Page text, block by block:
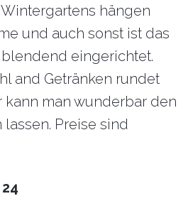
hängen
und auch sonst ist das
eingerichtet.
and Getränken rundet
kann man wunderbar den
Preise sind